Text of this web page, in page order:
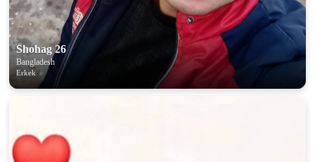
Shohag 26
Bangladesh
Erkek